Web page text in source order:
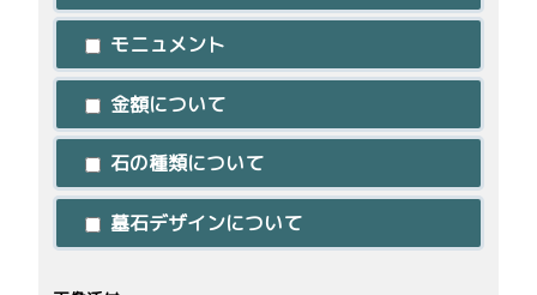
モニュメント
金額について
石の種類について
墓石デザインについて